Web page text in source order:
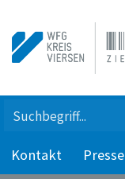
Kontakt Presse